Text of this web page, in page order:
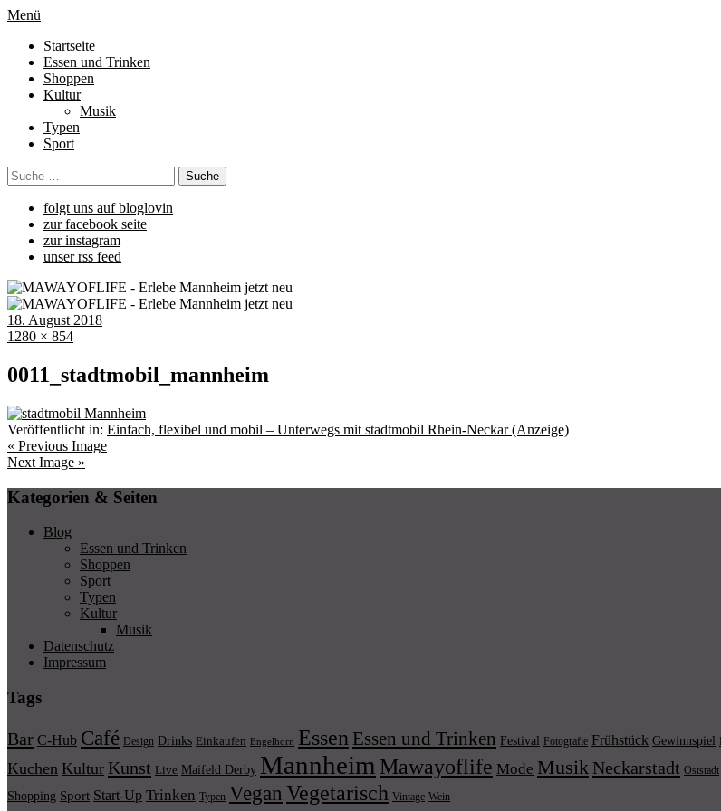
Menü
Startseite
Essen und Trinken
Shoppen
Kultur
Musik
Typen
Sport
folgt uns auf bloglovin
zur facebook seite
zur instagram
unser rss feed
18. August 2018
1280 × 854
0011_stadtmobil_mannheim
Veröffentlicht in: Einfach, flexibel und mobil – Unterwegs mit stadtmobil Rhein-Neckar (Anzeige)
« Previous Image
Next Image »
Kategorien & Seiten
Blog
Essen und Trinken
Shoppen
Sport
Typen
Kultur
Musik
Datenschutz
Impressum
Tags
Bar C-Hub Café Design Drinks Einkaufen Engelhorn Essen Essen und Trinken Festival Fotografie Frühstück Gewinnspiel
Kuchen Kultur Kunst Live Maifeld Derby Mannheim Mawayoflife Mode Musik Neckarstadt Oststadt
Shopping Sport Start-Up Trinken Typen Vegan Vegetarisch Vintage Wein